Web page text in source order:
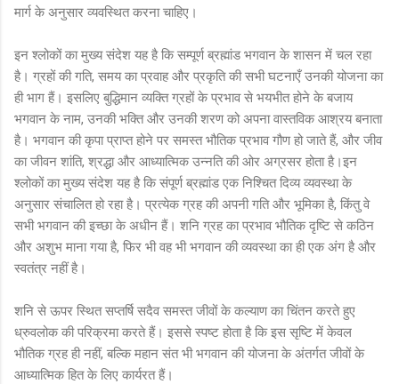
मार्ग के अनुसार व्यवस्थित करना चाहिए।
इन श्लोकों का मुख्य संदेश यह है कि सम्पूर्ण ब्रह्मांड भगवान के शासन में चल रहा
है। ग्रहों की गति, समय का प्रवाह और प्रकृति की सभी घटनाएँ उनकी योजना का
ही भाग हैं। इसलिए बुद्धिमान व्यक्ति ग्रहों के प्रभाव से भयभीत होने के बजाय
भगवान के नाम, उनकी भक्ति और उनकी शरण को अपना वास्तविक आश्रय बनाता
है। भगवान की कृपा प्राप्त होने पर समस्त भौतिक प्रभाव गौण हो जाते हैं, और जीव
का जीवन शांति, श्रद्धा और आध्यात्मिक उन्नति की ओर अग्रसर होता है।इन
श्लोकों का मुख्य संदेश यह है कि संपूर्ण ब्रह्मांड एक निश्चित दिव्य व्यवस्था के
अनुसार संचालित हो रहा है। प्रत्येक ग्रह की अपनी गति और भूमिका है, किंतु वे
सभी भगवान की इच्छा के अधीन हैं। शनि ग्रह का प्रभाव भौतिक दृष्टि से कठिन
और अशुभ माना गया है, फिर भी वह भी भगवान की व्यवस्था का ही एक अंग है और
स्वतंत्र नहीं है।
शनि से ऊपर स्थित सप्तर्षि सदैव समस्त जीवों के कल्याण का चिंतन करते हुए
ध्रुवलोक की परिक्रमा करते हैं। इससे स्पष्ट होता है कि इस सृष्टि में केवल
भौतिक ग्रह ही नहीं, बल्कि महान संत भी भगवान की योजना के अंतर्गत जीवों के
आध्यात्मिक हित के लिए कार्यरत हैं।